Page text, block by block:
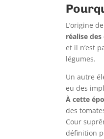
L’origine
réalise
et il n’est
légumes.
Un autre
eu des
À cette
des
Cour
définition